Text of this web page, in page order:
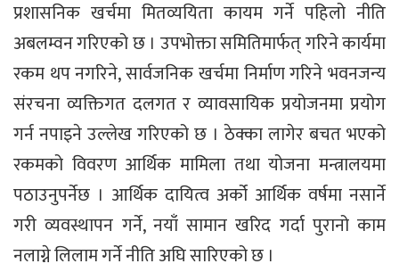
प्रशासनिक खर्चमा मितव्ययिता कायम गर्ने पहिलो नीति
अबलम्वन गरिएको छ । उपभोक्ता समितिमार्फत् गरिने कार्यमा
रकम थप नगरिने, सार्वजनिक खर्चमा निर्माण गरिने भवनजन्य
संरचना व्यक्तिगत दलगत र व्यावसायिक प्रयोजनमा प्रयोग
गर्न नपाइने उल्लेख गरिएको छ । ठेक्का लागेर बचत भएको
रकमको विवरण आर्थिक मामिला तथा योजना मन्त्रालयमा
पठाउनुपर्नेछ । आर्थिक दायित्व अर्को आर्थिक वर्षमा नसार्ने
गरी व्यवस्थापन गर्ने, नयाँ सामान खरिद गर्दा पुरानो काम
नलाग्ने लिलाम गर्ने नीति अघि सारिएको छ ।